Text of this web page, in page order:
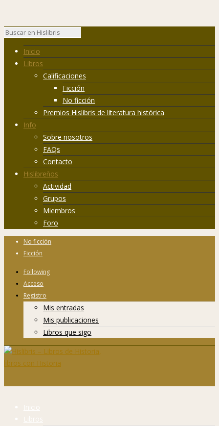
Inicio
Libros
Calificaciones
Ficción
No ficción
Premios Hislibris de literatura histórica
Info
Sobre nosotros
FAQs
Contacto
Hislibreños
Actividad
Grupos
Miembros
Foro
No ficción
Ficción
Following
Acceso
Registro
Mis entradas
Mis publicaciones
Libros que sigo
Inicio
Libros